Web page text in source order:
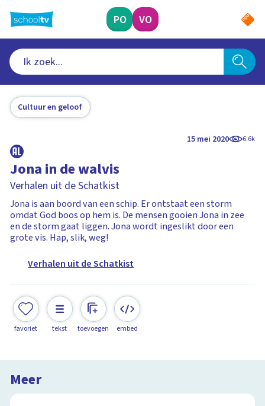
naar
hoofdinhoud
PO VO
Cultuur en geloof
15 mei 2020 6.6k
Jona in de walvis
Verhalen uit de Schatkist
Jona is aan boord van een schip. Er ontstaat een storm
omdat God boos op hem is. De mensen gooien Jona in zee
en de storm gaat liggen. Jona wordt ingeslikt door een
grote vis. Hap, slik, weg!
Verhalen uit de Schatkist
favoriet tekst toevoegen embed
Meer